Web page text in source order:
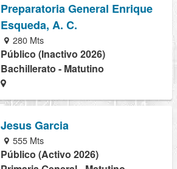
Preparatoria General Enrique
Esqueda, A. C.
280 Mts
Público (Inactivo 2026)
Bachillerato - Matutino
Jesus Garcia
555 Mts
Público (Activo 2026)